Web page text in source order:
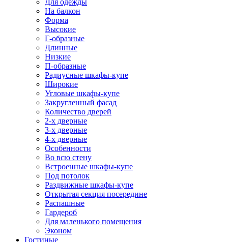
Для одежды
На балкон
Форма
Высокие
Г-образные
Длинные
Низкие
П-образные
Радиусные шкафы-купе
Широкие
Угловые шкафы-купе
Закругленный фасад
Количество дверей
2-х дверные
3-х дверные
4-х дверные
Особенности
Во всю стену
Встроенные шкафы-купе
Под потолок
Раздвижные шкафы-купе
Открытая секция посередине
Распашные
Гардероб
Для маленького помещения
Эконом
Гостиные